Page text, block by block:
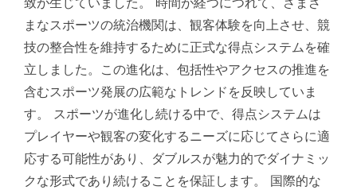
まなスポーツの統治機関は、観客体験を向上させ、競
技の整合性を維持するために正式な得点システムを確
立しました。この進化は、包括性やアクセスの推進を
含むスポーツ発展の広範なトレンドを反映していま
す。 スポーツが進化し続ける中で、得点システムは
プレイヤーや観客の変化するニーズに応じてさらに適
応する可能性があり、ダブルスが魅力的でダイナミッ
クな形式であり続けることを保証します。 国際的な